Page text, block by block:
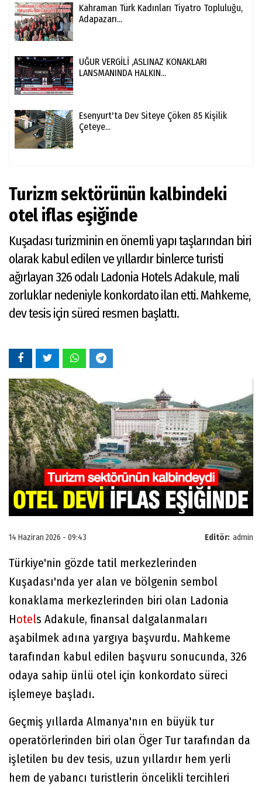
Kahraman Türk Kadınları Tiyatro Topluluğu,
Adapazarı...
UĞUR VERGİLİ ,ASLINAZ KONAKLARI
LANSMANINDA HALKIN...
Esenyurt'ta Dev Siteye Çöken 85 Kişilik
Çeteye...
Turizm sektörünün kalbindeki
otel iflas eşiğinde
Kuşadası turizminin en önemli yapı taşlarından biri
olarak kabul edilen ve yıllardır binlerce turisti
ağırlayan 326 odalı Ladonia Hotels Adakule, mali
zorluklar nedeniyle konkordato ilan etti. Mahkeme,
dev tesis için süreci resmen başlattı.
Editör: admin
14 Haziran 2026 - 09:43
Türkiye'nin gözde tatil merkezlerinden
Kuşadası'nda yer alan ve bölgenin sembol
konaklama merkezlerinden biri olan Ladonia
Hotels Adakule, finansal dalgalanmaları
aşabilmek adına yargıya başvurdu. Mahkeme
tarafından kabul edilen başvuru sonucunda, 326
odaya sahip ünlü otel için konkordato süreci
işlemeye başladı.
Geçmiş yıllarda Almanya'nın en büyük tur
operatörlerinden biri olan Öger Tur tarafından da
işletilen bu dev tesis, uzun yıllardır hem yerli
hem de yabancı turistlerin öncelikli tercihleri